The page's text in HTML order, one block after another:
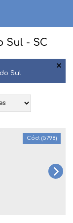
Sul - SC
Sul
(5798)